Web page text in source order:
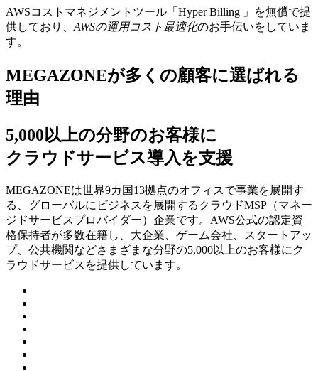
AWSコストマネジメントツール「Hyper Billing 」を無償で提
供しており、 AWSの運⽤コスト最適化のお⼿伝いをしていま
す。
MEGAZONEが多くの顧客に選ばれる
理由
5,000以上の分野のお客様に
クラウドサービス導入を支援
MEGAZONEは世界9カ国13拠点のオフィスで事業を展開す
る、グローバルにビジネスを展開するクラウドMSP（マネー
ジドサービスプロバイダー）企業です。AWS公式の認定資
格保持者が多数在籍し、⼤企業、ゲーム会社、スタートアッ
プ、公共機関などさまざまな分野の5,000以上のお客様にク
ラウドサービスを提供しています。